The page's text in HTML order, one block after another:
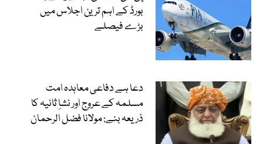
بورڈ کے اہم ترین اجلاس میں
بڑے فیصلے
دعا ہے دفاعی معاہدہ امت
مسلمہ کے عروج اور نشاِ ثانیہ کا
ذریعہ بنے: مولانا فضل الرحمان